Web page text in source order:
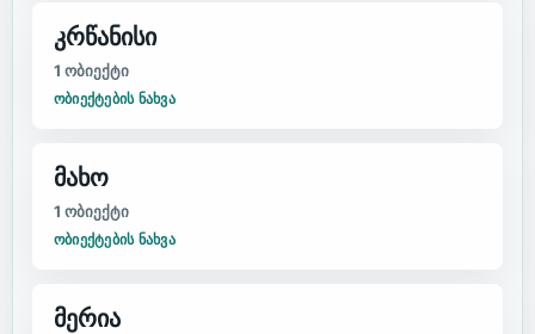
კრწანისი
1 ობიექტი
ᲝᲑᲘᲔᲥᲢᲔᲑᲘᲡ ᲜᲐᲮᲕᲐ
მახო
1 ობიექტი
ᲝᲑᲘᲔᲥᲢᲔᲑᲘᲡ ᲜᲐᲮᲕᲐ
მერია